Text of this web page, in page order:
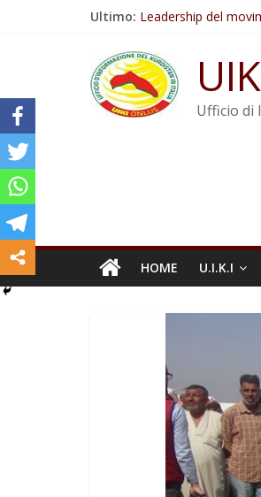
Ultimo: Leadership del
Non tenere conto
Il KNK chiede
Abdullah Öcalan: Le
Ufficio di
HOME U.I.K.I